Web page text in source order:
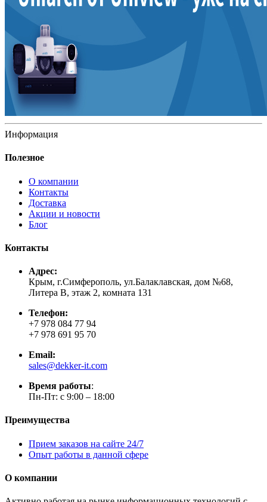
Информация
Полезное
О компании
Контакты
Доставка
Акции и новости
Блог
Контакты
Адрес:
Крым, г.Симферополь, ул.Балаклавская, дом №68,
Литера В, этаж 2, комната 131
Телефон:
+7 978 084 77 94
+7 978 691 95 70
Email:
sales@dekker-it.com
Время работы:
Пн-Пт: с 9:00 – 18:00
Преимущества
Прием заказов на сайте 24/7
Опыт работы в данной сфере
О компании